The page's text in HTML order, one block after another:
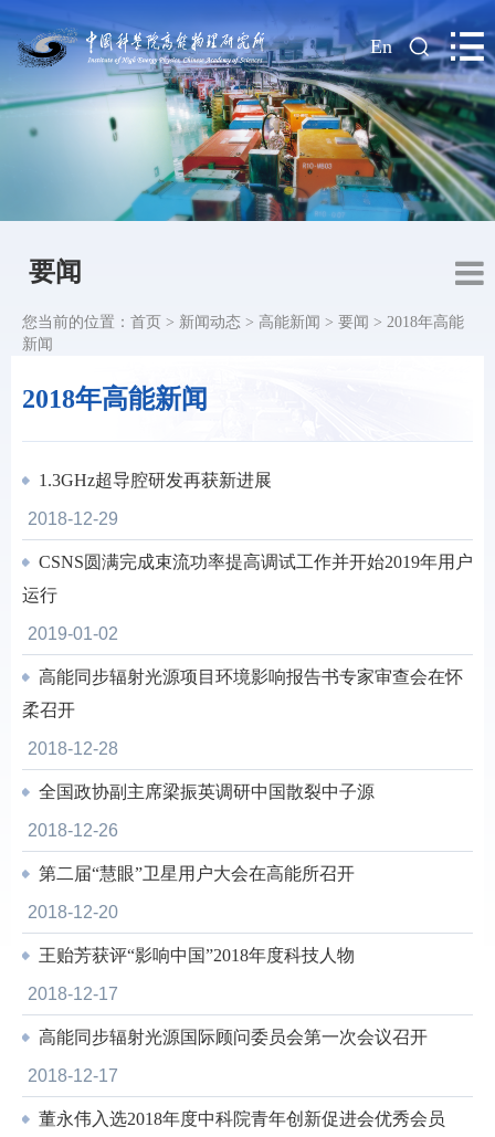
| En
要闻
2018年高能新闻
您当前的位置： 首页 > 新闻动态 > 高能新闻 > 要闻 > 2018年高能
新闻
1.3GHz超导腔研发再获新进展
2018-12-29
CSNS圆满完成束流功率提高调试工作并开始2019年用户
运行
2019-01-02
高能同步辐射光源项目环境影响报告书专家审查会在怀
柔召开
2018-12-28
全国政协副主席梁振英调研中国散裂中子源
2018-12-26
第二届“慧眼”卫星用户大会在高能所召开
2018-12-20
王贻芳获评“影响中国”2018年度科技人物
2018-12-17
高能同步辐射光源国际顾问委员会第一次会议召开
2018-12-17
董永伟入选2018年度中科院青年创新促进会优秀会员